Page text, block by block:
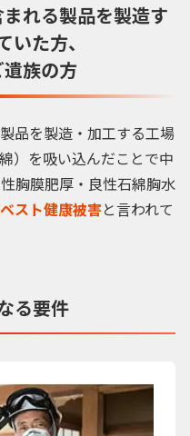
れる製品を製造す
いた方、
族の方
品を製造・加工する工場
）を吸い込んだことで中
胸膜肥厚・良性石綿胸水
スト健康被害と言われて
る要件